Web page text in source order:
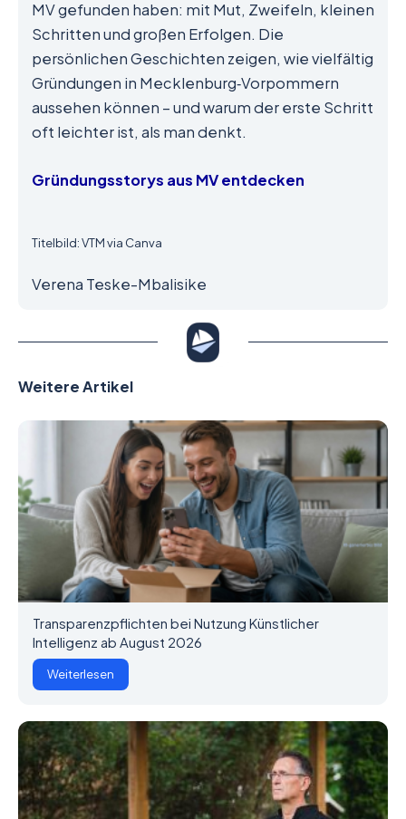
MV gefunden haben: mit Mut, Zweifeln, kleinen
Schritten und großen Erfolgen. Die
persönlichen Geschichten zeigen, wie vielfältig
Gründungen in Mecklenburg‑Vorpommern
aussehen können – und warum der erste Schritt
oft leichter ist, als man denkt.
Gründungsstorys aus MV entdecken
Titelbild: VTM via Canva
Verena Teske-Mbalisike
Weitere Artikel
Transparenzpflichten bei Nutzung Künstlicher
Intelligenz ab August 2026
Weiterlesen